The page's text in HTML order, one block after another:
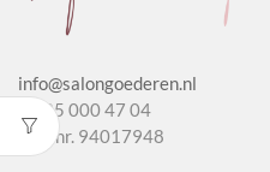
info@salongoederen.nl
T 085 000 47 04
KvK nr. 94017948